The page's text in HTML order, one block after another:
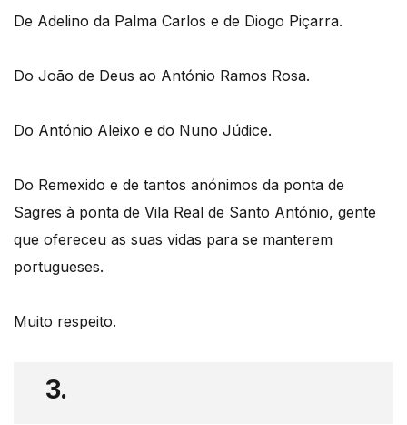
De Adelino da Palma Carlos e de Diogo Piçarra.
Do João de Deus ao António Ramos Rosa.
Do António Aleixo e do Nuno Júdice.
Do Remexido e de tantos anónimos da ponta de
Sagres à ponta de Vila Real de Santo António, gente
que ofereceu as suas vidas para se manterem
portugueses.
Muito respeito.
3.